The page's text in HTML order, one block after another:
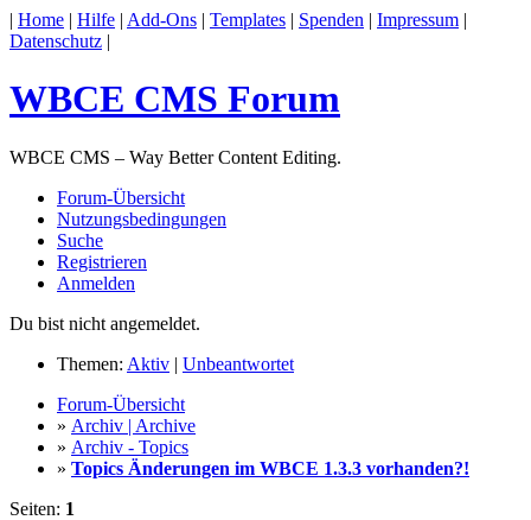
| Home | Hilfe | Add-Ons | Templates | Spenden | Impressum |
Datenschutz |
WBCE CMS Forum
WBCE CMS – Way Better Content Editing.
Forum-Übersicht
Nutzungsbedingungen
Suche
Registrieren
Anmelden
Du bist nicht angemeldet.
Themen: Aktiv | Unbeantwortet
Forum-Übersicht
» Archiv | Archive
» Archiv - Topics
» Topics Änderungen im WBCE 1.3.3 vorhanden?!
Seiten: 1